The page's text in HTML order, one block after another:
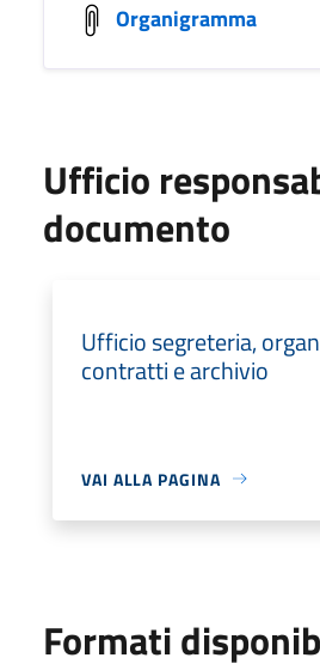
Organigramma
Ufficio
documento
Ufficio segreteria,
contratti e archivio
VAI ALLA PAGINA
Formati